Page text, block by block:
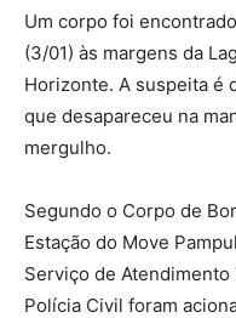
Um corpo foi
(3/01) às margens da
Horizonte. A suspeita é
que desapareceu na
mergulho.
Segundo o Corpo de
Estação do Move
Serviço de
Polícia Civil foram